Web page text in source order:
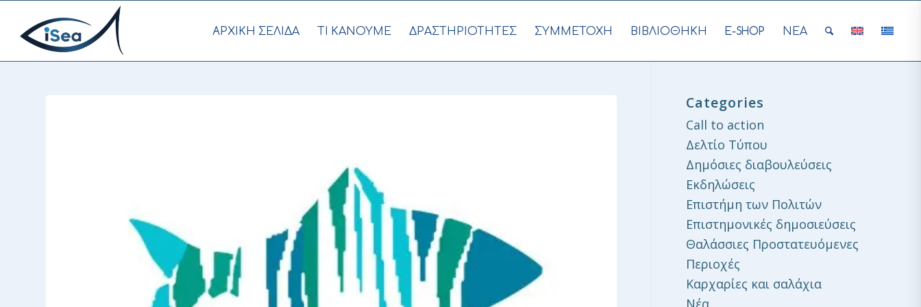
AΡΧΙΚΗ ΣΕΛΙΔΑ ΤΙ ΚΑΝΟΥΜΕ ΔΡΑΣΤΗΡΙΟΤΗΤΕΣ ΣΥΜΜΕΤΟΧΗ ΒΙΒΛΙΟΘΗΚΗ E-SHOP ΝΕΑ
Categories
Call to action
Δελτίο Τύπου
Δημόσιες διαβουλεύσεις
Εκδηλώσεις
Επιστήμη των Πολιτών
Επιστημονικές δημοσιεύσεις
Θαλάσσιες Προστατευόμενες
Περιοχές
Καρχαρίες και σαλάχια
Νέα